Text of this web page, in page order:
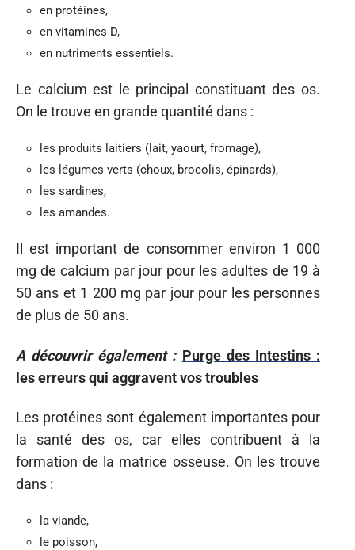
en protéines,
en vitamines D,
en nutriments essentiels.
Le calcium est le principal constituant des os.
On le trouve en grande quantité dans :
les produits laitiers (lait, yaourt, fromage),
les légumes verts (choux, brocolis, épinards),
les sardines,
les amandes.
Il est important de consommer environ 1 000
mg de calcium par jour pour les adultes de 19 à
50 ans et 1 200 mg par jour pour les personnes
de plus de 50 ans.
A découvrir également : Purge des Intestins :
les erreurs qui aggravent vos troubles
Les protéines sont également importantes pour
la santé des os, car elles contribuent à la
formation de la matrice osseuse. On les trouve
dans :
la viande,
le poisson,